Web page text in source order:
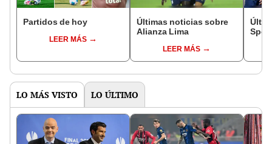
Partidos de hoy
LEER MÁS
Últimas noticias sobre
Alianza Lima
LEER MÁS
LO MÁS VISTO LO ÚLTIMO